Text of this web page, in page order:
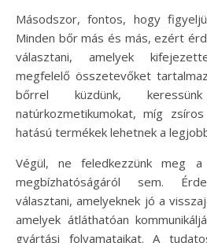
Másodszor, fontos, hogy
Minden bőr más és más, ezért
választani, amelyek
megfelelő összetevőket
bőrrel küzdünk,
natúrkozmetikumokat, míg
hatású termékek lehetnek a
Végül, ne feledkezzünk meg
megbízhatóságáról sem.
választani, amelyeknek jó a
amelyek átláthatóan
gyártási folyamataikat. A